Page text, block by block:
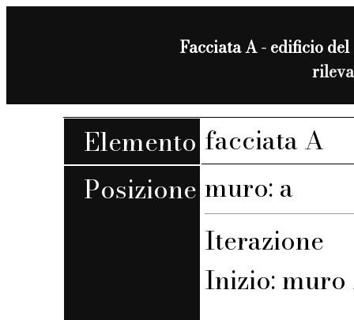
Facciata A - edificio
Elemento facciata A
Posizione muro: a
Iterazione
Inizio: muro